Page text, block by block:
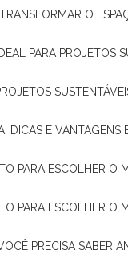
O
PARA PROJETOS
DICAS E VANTAGENS
PARA ESCOLHER O
PARA ESCOLHER O
PRECISA SABER